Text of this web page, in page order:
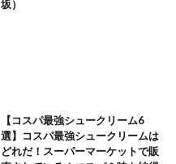
坂）
【コスパ最強シュークリーム6
選】コスパ最強シュークリームは
どれだ！スーパーマーケットで販